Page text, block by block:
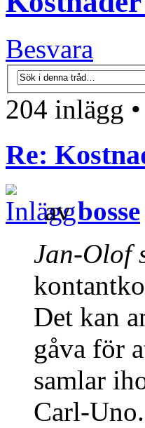
Besvara
204 inlägg •
Re:
avbosse
Jan-Olof
Det kan
gåva för
samlar
Carl-Uno.